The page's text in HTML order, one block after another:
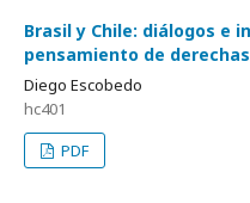
Brasil y Chile: diálogos e
pensamiento de
Diego Escobedo
hc401
PDF